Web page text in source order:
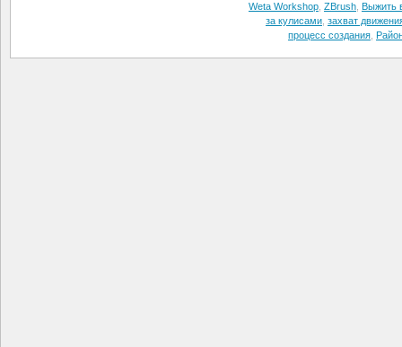
Weta Workshop ZBrush Выжить
за кулисами захват
процесс создания